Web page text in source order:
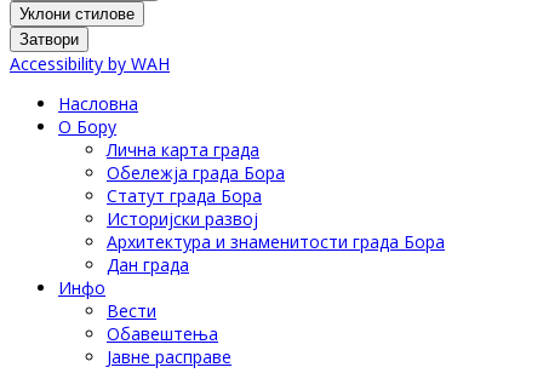
Уклони стилове
Затвори
Accessibility by WAH
Насловна
О Бору
Лична карта града
Обележја града Бора
Статут града Бора
Историјски развој
Архитектура и знаменитости града Бора
Дан града
Инфо
Вести
Обавештења
Јавне расправе